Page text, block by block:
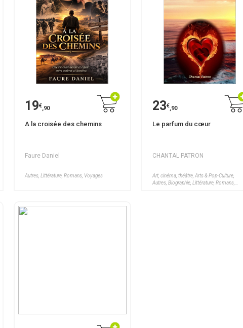
19€,90
A la croisée des chemins
Faure Daniel
Autres, Littérature, Romans, Voyages
23€,90
Le parfum du cœur
CHANTAL PATRON
Art, cinéma, théâtre, Arts & Pop-Culture,
Autres, Biographie, Littérature, Romans,